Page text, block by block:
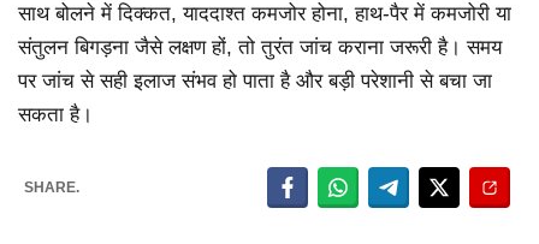
साथ बोलने में दिक्कत, याददाश्त कमजोर होना, हाथ-पैर में कमजोरी या
संतुलन बिगड़ना जैसे लक्षण हों, तो तुरंत जांच कराना जरूरी है। समय
पर जांच से सही इलाज संभव हो पाता है और बड़ी परेशानी से बचा जा
सकता है।
SHARE.